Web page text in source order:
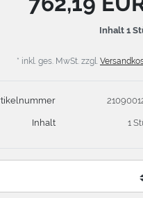
Inhalt 1
* inkl. ges. MwSt. zzgl.
Inhalt 1